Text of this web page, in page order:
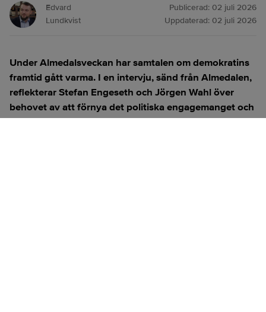
Edvard
Lundkvist
Publicerad: 02 juli 2026
Uppdaterad: 02 juli 2026
Under Almedalsveckan har samtalen om demokratins
framtid gått varma. I en intervju, sänd från Almedalen,
reflekterar Stefan Engeseth och Jörgen Wahl över
behovet av att förnya det politiska engagemanget och
hur modern teknik kan användas för att överbrygga